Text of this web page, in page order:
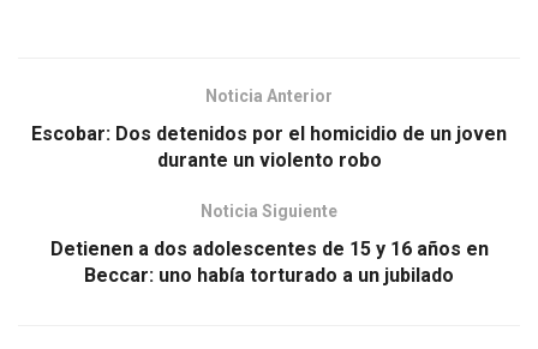
Noticia Anterior
Escobar: Dos detenidos por el homicidio de un joven
durante un violento robo
Noticia Siguiente
Detienen a dos adolescentes de 15 y 16 años en
Beccar: uno había torturado a un jubilado